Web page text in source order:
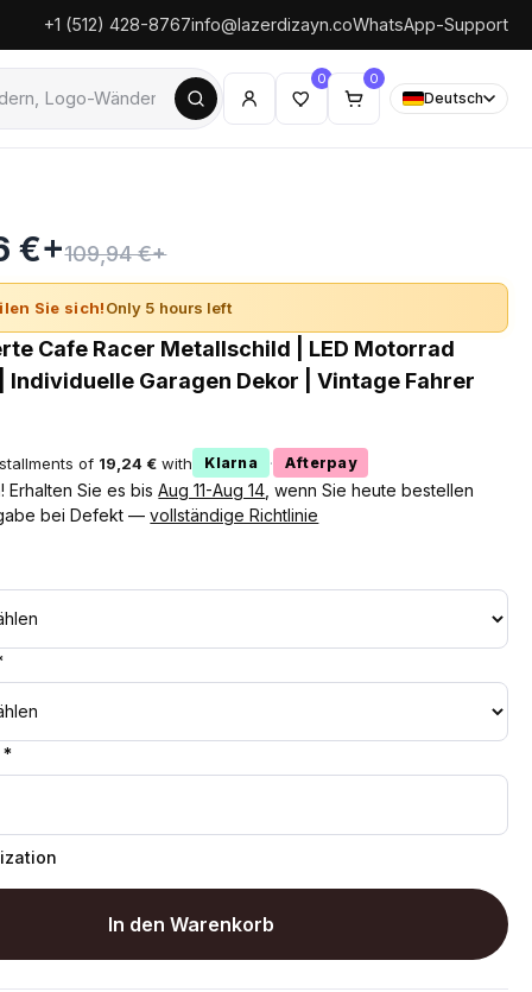
+1 (512) 428-8767info@lazerdizayn.coWhatsApp-Support
0 0
Deutsch
€+109,94 €+
Sie sich!Only 5 hours left
Cafe Racer Metallschild | LED Motorrad
Individuelle Garagen Dekor | Vintage Fahrer
of 19,24 € with Klarna · Afterpay
Erhalten Sie es bisAug 11-Aug 14 , wenn Sie heute bestellen
bei Defekt —vollständige Richtlinie
In den Warenkorb